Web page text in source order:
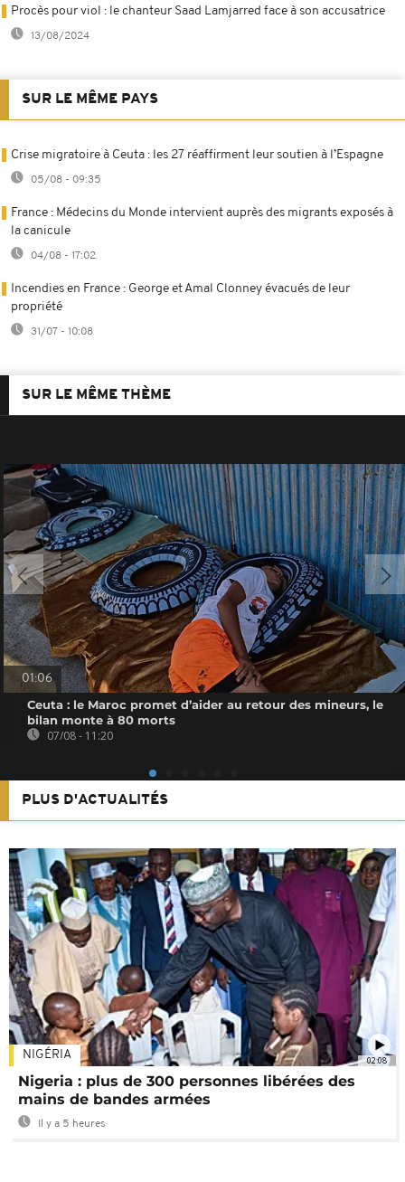
Procès pour viol : le chanteur Saad Lamjarred face à son accusatrice
13/08/2024
SUR LE MÊME PAYS
Crise migratoire à Ceuta : les 27 réaffirment leur soutien à l’Espagne
05/08 - 09:35
France : Médecins du Monde intervient auprès des migrants exposés à
la canicule
04/08 - 17:02
Incendies en France : George et Amal Clonney évacués de leur
propriété
31/07 - 10:08
SUR LE MÊME THÈME
01:06
Ceuta : le Maroc promet d’aider au retour des mineurs, le
bilan monte à 80 morts
07/08 - 11:20
PLUS D'ACTUALITÉS
02:08
NIGÉRIA
Nigeria : plus de 300 personnes libérées des
mains de bandes armées
Il y a 5 heures